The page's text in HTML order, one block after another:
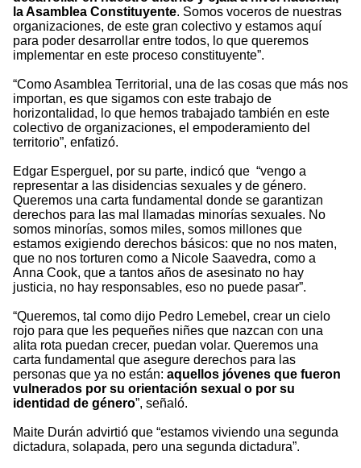
la Asamblea Constituyente. Somos voceros de nuestras
organizaciones, de este gran colectivo y estamos aquí
para poder desarrollar entre todos, lo que queremos
implementar en este proceso constituyente”.
“Como Asamblea Territorial, una de las cosas que más nos
importan, es que sigamos con este trabajo de
horizontalidad, lo que hemos trabajado también en este
colectivo de organizaciones, el empoderamiento del
territorio”, enfatizó.
Edgar Esperguel, por su parte, indicó que “vengo a
representar a las disidencias sexuales y de género.
Queremos una carta fundamental donde se garantizan
derechos para las mal llamadas minorías sexuales. No
somos minorías, somos miles, somos millones que
estamos exigiendo derechos básicos: que no nos maten,
que no nos torturen como a Nicole Saavedra, como a
Anna Cook, que a tantos años de asesinato no hay
justicia, no hay responsables, eso no puede pasar”.
“Queremos, tal como dijo Pedro Lemebel, crear un cielo
rojo para que les pequeñes niñes que nazcan con una
alita rota puedan crecer, puedan volar. Queremos una
carta fundamental que asegure derechos para las
personas que ya no están: aquellos jóvenes que fueron
vulnerados por su orientación sexual o por su
identidad de género”, señaló.
Maite Durán advirtió que “estamos viviendo una segunda
dictadura, solapada, pero una segunda dictadura”.